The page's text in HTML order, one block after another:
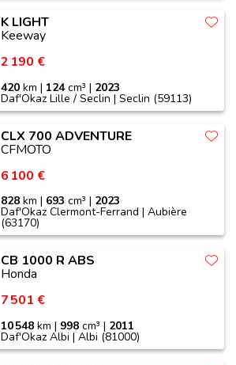
K LIGHT
Keeway
2 190 €
420 km | 124cm³ | 2023
Daf'Okaz Lille / Seclin | Seclin (59113)
CLX 700 ADVENTURE
CFMOTO
6 100 €
828 km | 693 cm³ | 2023
Daf'Okaz Clermont-Ferrand | Aubière
(63170)
CB 1000 R ABS
Honda
7 501 €
10 548 km | 998 cm³ | 2011
Daf'Okaz Albi | Albi (81000)